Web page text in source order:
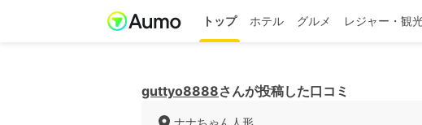
トップ ホテル グルメ レジャー・観
guttyo8888さんが投稿した口コミ
ナナちゃん人形